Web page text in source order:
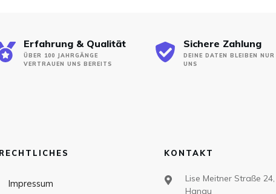
Erfahrung & Qualität
ÜBER 100 JAHRGÄNGE
VERTRAUEN UNS BEREITS
Sichere Zahlung
DEINE DATEN BLEIBEN NUR
UNS
RECHTLICHES
Impressum
KONTAKT
Lise Meitner Straße
Hanau